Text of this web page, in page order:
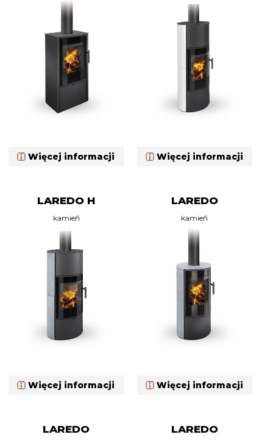
Więcej informacji Więcej informacji
LAREDO H
kamień
Więcej informacji
LAREDO
kamień
Więcej informacji
LAREDO LAREDO